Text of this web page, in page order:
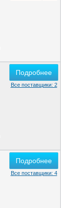
Подробнее
Все поставщики: 2
Подробнее
Все поставщики: 4